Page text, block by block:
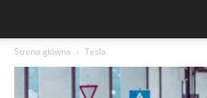
Strona główna Tesla